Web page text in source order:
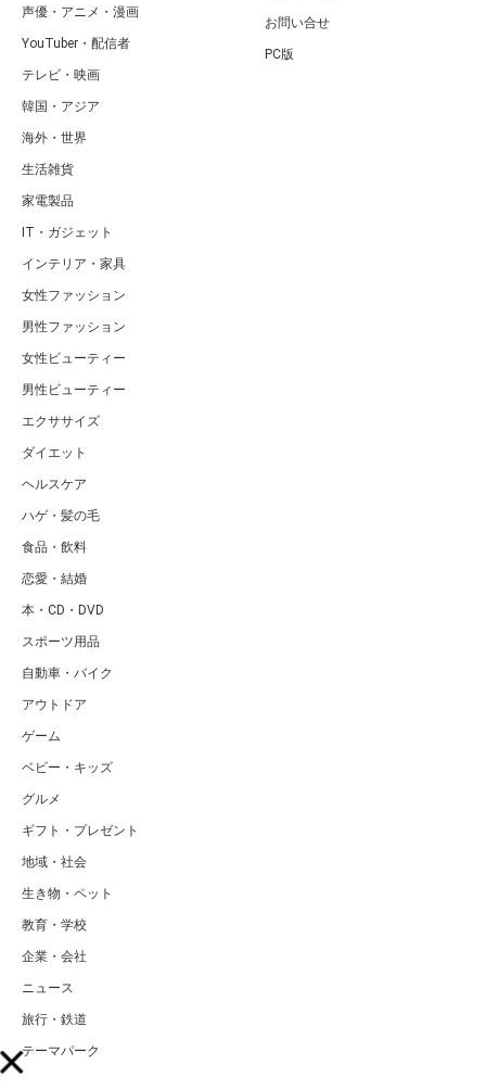
声優・アニメ・漫画
YouTuber・配信者
テレビ・映画
韓国・アジア
海外・世界
生活雑貨
家電製品
IT・ガジェット
インテリア・家具
女性ファッション
男性ファッション
女性ビューティー
男性ビューティー
エクササイズ
ダイエット
ヘルスケア
ハゲ・髪の毛
食品・飲料
恋愛・結婚
本・CD・DVD
スポーツ用品
自動車・バイク
アウトドア
ゲーム
ベビー・キッズ
グルメ
ギフト・プレゼント
地域・社会
生き物・ペット
教育・学校
企業・会社
ニュース
旅行・鉄道
テーマパーク
お問い合せ
PC版